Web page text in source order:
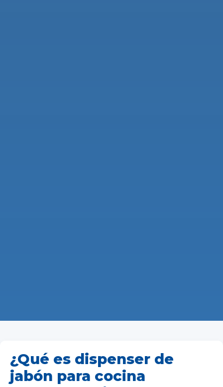
¿Qué es dispenser de
jabón para cocina